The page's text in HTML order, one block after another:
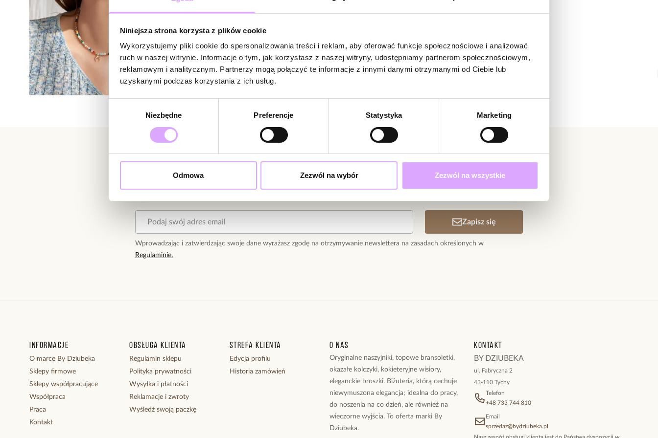
Niniejsza strona korzysta z plików cookie
Wykorzystujemy pliki cookie do spersonalizowania treści i reklam, aby oferować funkcje społecznościowe i analizować
ruch w naszej witrynie. Informacje o tym, jak korzystasz z naszej witryny, udostępniamy partnerom społecznościowym,
reklamowym i analitycznym. Partnerzy mogą połączyć te informacje z innymi danymi otrzymanymi od Ciebie lub
uzyskanymi podczas korzystania z ich usług.
Niezbędne Preferencje Statystyka Marketing
Odmowa Zezwól na wybór Zezwól na wszystkie
W naszej witrynie opinie mogą dodawać tylko osoby, które
Dodaj opinię
Newsletter
Bądź na bieżąco z nowościami i promocjami!
Zapisz się
Wprowadzając i zatwierdzając swoje dane wyrażasz zgodę na otrzymywanie newslettera na zasadach określonych w
Regulaminie.
Informacje
O marce By Dziubeka
Sklepy firmowe
Sklepy współpracujące
Współpraca
Praca
Kontakt
Obsługa klienta
Regulamin sklepu
Polityka prywatności
Wysyłka i płatności
Reklamacje i zwroty
Wyśledź swoją paczkę
Strefa klienta
Edycja profilu
Historia zamówień
O nas
Oryginalne naszyjniki, topowe bransoletki,
okazałe kolczyki, kokieteryjne wisiory,
eleganckie broszki. Biżuteria, którą cechuje
niewymuszona elegancja; idealna do pracy,
do noszenia na co dzień, ale również na
wieczorne wyjścia. To oferta marki By
Dziubeka.
Kontakt
BY DZIUBEKA
ul. Fabryczna 2
43-110 Tychy
Telefon
+48 733 744 810
Email
sprzedaz@bydziubeka.pl